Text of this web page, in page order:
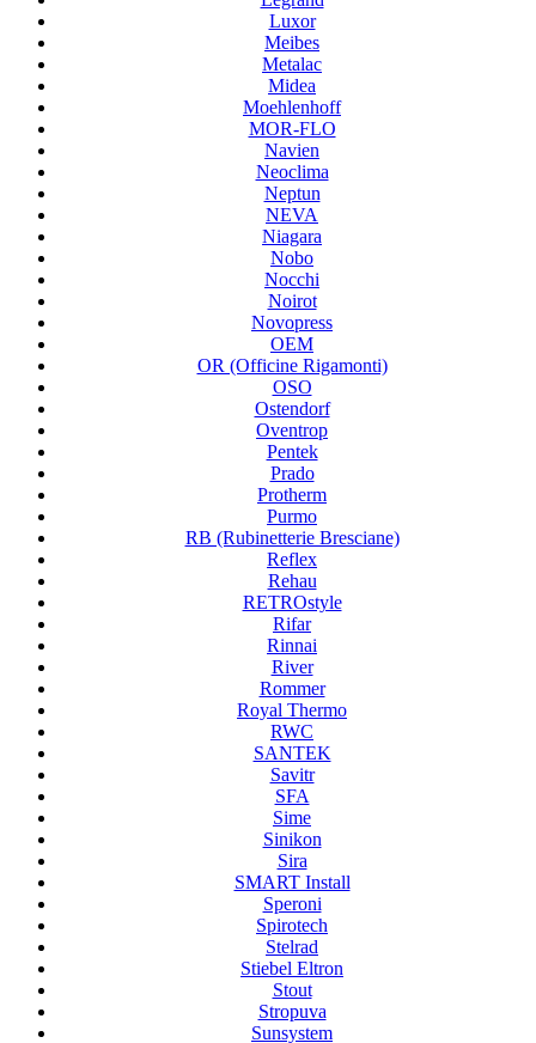
Luxor
Meibes
Metalac
Midea
Moehlenhoff
MOR-FLO
Navien
Neoclima
Neptun
NEVA
Niagara
Nobo
Nocchi
Noirot
Novopress
OEM
OR (Officine Rigamonti)
OSO
Ostendorf
Oventrop
Pentek
Prado
Protherm
Purmo
RB (Rubinetterie Bresciane)
Reflex
Rehau
RETROstyle
Rifar
Rinnai
River
Rommer
Royal Thermo
RWC
SANTEK
Savitr
SFA
Sime
Sinikon
Sira
SMART Install
Speroni
Spirotech
Stelrad
Stiebel Eltron
Stout
Stropuva
Sunsystem